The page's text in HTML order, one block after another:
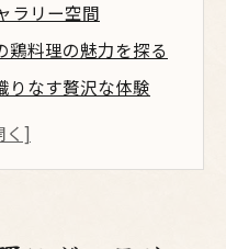
ラリー空間
鶏料理の魅力を探る
りなす贅沢な体験
酒屋空間を満喫する